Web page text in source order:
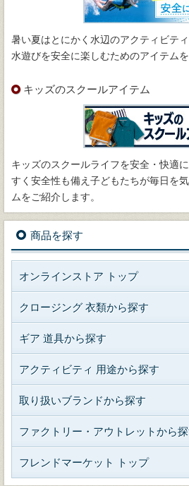
暑い夏はとにかく水辺のアクティビテ
水遊びを安全に楽しむためのアイテムを
キッズのスクールアイテム
キッズのスクールライフを安全・快適
すく安全性も備え子どもたちが毎日を
ムをご紹介します。
商品を探す
オンラインストア トップ
クロージング 衣類から探す
ギア 道具から探す
アクティビティ 用途から探す
取り扱いブランドから探す
ファクトリー・アウトレットから
フレンドマーケット トップ